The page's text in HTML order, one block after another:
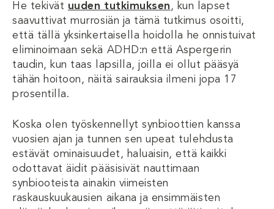
He tekivät uuden tutkimuksen , kun lapset
saavuttivat murrosiän ja tämä tutkimus osoitti,
että tällä yksinkertaisella hoidolla he onnistuivat
eliminoimaan sekä ADHD:n että Aspergerin
taudin, kun taas lapsilla, joilla ei ollut pääsyä
tähän hoitoon, näitä sairauksia ilmeni jopa 17
prosentilla.
Koska olen työskennellyt synbioottien kanssa
vuosien ajan ja tunnen sen upeat tulehdusta
estävät ominaisuudet, haluaisin, että kaikki
odottavat äidit pääsisivät nauttimaan
synbiooteista ainakin viimeisten
raskauskuukausien aikana ja ensimmäisten